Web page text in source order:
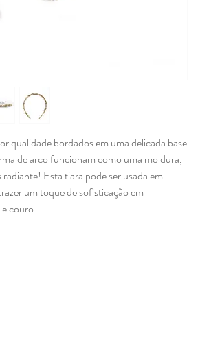
qualidade bordados em uma delicada base
de arco funcionam como uma moldura,
Esta tiara pode ser usada em
um toque de sofisticação em
couro.